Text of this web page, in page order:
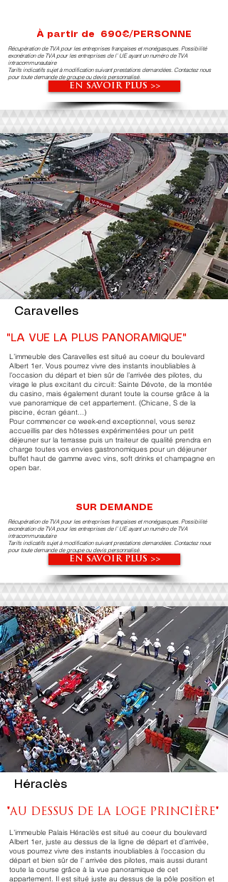
À partir de 690€/PERSONNE
Récupération de TVA pour les entreprises françaises et monégasques. Possibilité
exonération de TVA pour les entreprises de l’ UE ayant un numéro de TVA
intracommunautaire
Tarifs indicatifs sujet à modification suivant prestations demandées. Contactez nous
pour toute demande de groupe ou devis personnalisé.
EN SAVOIR PLUS >>
Caravelles
"LA VUE LA PLUS PANORAMIQUE"
L’immeuble des Caravelles est situé au coeur du boulevard
Albert 1er. Vous pourrez vivre des instants inoubliables à
l’occasion du départ et bien sûr de l’arrivée des pilotes, du
virage le plus excitant du circuit: Sainte Dévote, de la montée
du casino, mais également durant toute la course grâce à la
vue panoramique de cet appartement. (Chicane, S de la
piscine, écran géant...)
Pour commencer ce week-end exceptionnel, vous serez
accueillis par des hôtesses expérimentées pour un petit
déjeuner sur la terrasse puis un traiteur de qualité prendra en
charge toutes vos envies gastronomiques pour un déjeuner
buffet haut de gamme avec vins, soft drinks et champagne en
open bar.
SUR DEMANDE
Récupération de TVA pour les entreprises françaises et monégasques. Possibilité
exonération de TVA pour les entreprises de l’ UE ayant un numéro de TVA
intracommunautaire
Tarifs indicatifs sujet à modification suivant prestations demandées. Contactez nous
pour toute demande de groupe ou devis personnalisé.
EN SAVOIR PLUS >>
Héraclès
"AU DESSUS DE LA LOGE PRINCIÈRE"
L’immeuble Palais Héraclès est situé au coeur du boulevard
Albert 1er, juste au dessus de la ligne de départ et d’arrivée,
vous pourrez vivre des instants inoubliables à l’occasion du
départ et bien sûr de l’ arrivée des pilotes, mais aussi durant
toute la course grâce à la vue panoramique de cet
appartement. Il est situé juste au dessus de la pôle position et